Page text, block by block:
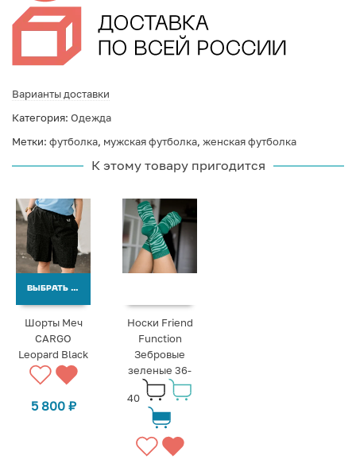
Варианты доставки
Категория: Одежда
Метки: футболка, мужская футболка, женская футболка
К этому товару пригодится
ВЫБРАТЬ ВАРИАНТЫ
Шорты Меч
CARGO
Leopard Black
5 800 ₽
Носки Friend
Function
Зебровые
зеленые 36-
40